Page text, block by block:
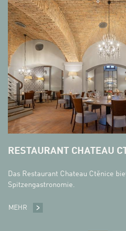
BANNERS
RESTAURANT CHATEAU
Das Restaurant Chateau Ctěnice
Spitzengastronomie.
MEHR RESTAURANT CHATEAU